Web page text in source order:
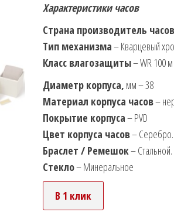
Характеристики часов
Страна производитель часов
Тип механизма– Кварцевый
Класс влагозащиты– WR 100
Диаметр корпуса, мм – 38
Материал корпуса часов–
Покрытие корпуса– PVD
Цвет корпуса часов– Серебро.
Браслет / Ремешок–
Стекло– Минеральное
В 1 клик